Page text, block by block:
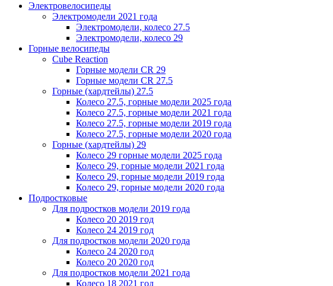
Электровелосипеды
Электромодели 2021 года
Электромодели, колесо 27.5
Электромодели, колесо 29
Горные велосипеды
Cube Reaction
Горные модели CR 29
Горные модели CR 27.5
Горные (хардтейлы) 27.5
Колесо 27.5, горные модели 2025 года
Колесо 27.5, горные модели 2021 года
Колесо 27.5, горные модели 2019 года
Колесо 27.5, горные модели 2020 года
Горные (хардтейлы) 29
Колесо 29 горные модели 2025 года
Колесо 29, горные модели 2021 года
Колесо 29, горные модели 2019 года
Колесо 29, горные модели 2020 года
Подростковые
Для подростков модели 2019 года
Колесо 20 2019 год
Колесо 24 2019 год
Для подростков модели 2020 года
Колесо 24 2020 год
Колесо 20 2020 год
Для подростков модели 2021 года
Колесо 18 2021 год